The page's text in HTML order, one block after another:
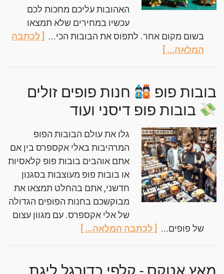
האהובות עליכם מחכות לכם
עכשיו במחירים שלא תמצאו
בשום מקום אחר. לתפוס את הבובות הכי... [ לכתבה
המלאה... ]
בובות פופ
חנות פופים זולים
בובות פופ דיסני ועוד
גלו את עולם הבובות הפופ
המרהיבות באלי אקספרס בין אם
אתם אוהבים בובות פופ קלאסיות
או בובות פופ מעוצבות בסגנון
חדשני, אתם בהחלט תמצאו את
מבוקשכם בחנות הפופים הגדולה
של אלי אקספרס. עם מגוון עצום
של פופים... [ לכתבה המלאה... ]